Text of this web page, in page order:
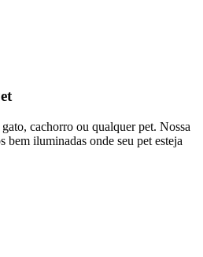
cachorro ou qualquer pet. Nossa
iluminadas onde seu pet esteja